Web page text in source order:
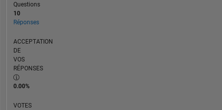
Questions
10
Réponses
ACCEPTATION
DE
VOS
RÉPONSES
0.00%
VOTES